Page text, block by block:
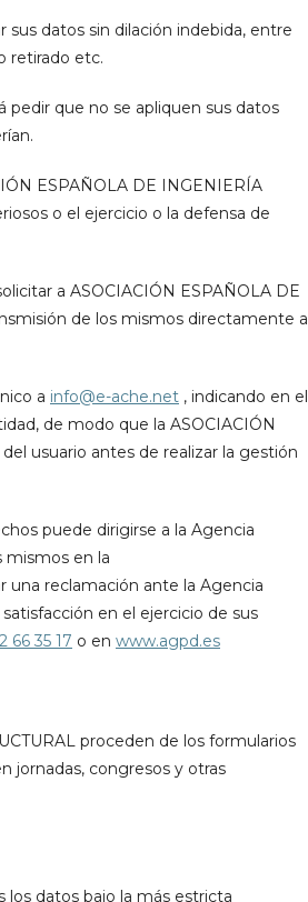
datos sin dilación indebida, entre
retirado etc.
pedir que no se apliquen sus datos
ESPAÑOLA DE INGENIERÍA
o el ejercicio o la defensa de
a ASOCIACIÓN ESPAÑOLA DE
de los mismos directamente a
a info@e-ache.net , indicando en el
de modo que la ASOCIACIÓN
usuario antes de realizar la gestión
puede dirigirse a la Agencia
mismos en la
una reclamación ante la Agencia
en el ejercicio de sus
66 35 17 o en www.agpd.es
proceden de los formularios
jornadas, congresos y otras
los datos bajo la más estricta